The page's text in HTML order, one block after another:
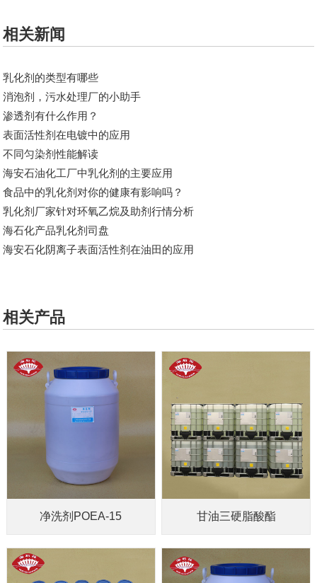
相关新闻
乳化剂的类型有哪些
消泡剂，污水处理厂的小助手
渗透剂有什么作用？
表面活性剂在电镀中的应用
不同匀染剂性能解读
海安石油化工厂中乳化剂的主要应用
食品中的乳化剂对你的健康有影响吗？
乳化剂厂家针对​环氧乙烷及助剂行情分析
海石化产品乳化剂司盘
海安石化阴离子表面活性剂在油田的应用
相关产品
净洗剂POEA-15 甘油三硬脂酸酯